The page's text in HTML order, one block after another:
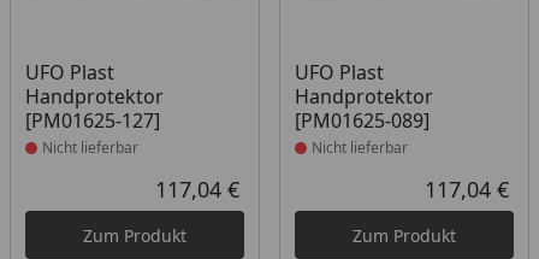
UFO Plast
Handprotektor
[PM01625-127]
Produkt nicht lieferbar
Nicht lieferbar
Aktueller Preis
117,04 €
Zum Produkt
UFO Plast
Handprotektor
[PM01625-089]
Produkt nicht lieferbar
Nicht lieferbar
117,04 €
Zum Produkt